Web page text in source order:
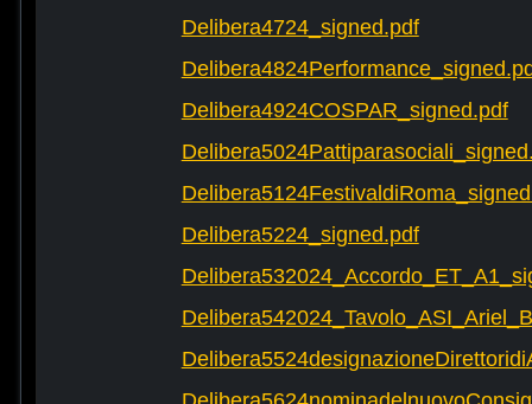
Delibera4724_signed.pdf
Delibera4924COSPAR_signed.pdf
Delibera5224_signed.pdf